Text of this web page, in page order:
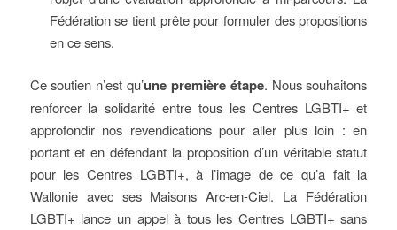
Fédération se tient prête pour formuler des propositions
en ce sens.
Ce soutien n’est qu’une première étape. Nous souhaitons
renforcer la solidarité entre tous les Centres LGBTI+ et
approfondir nos revendications pour aller plus loin : en
portant et en défendant la proposition d’un véritable statut
pour les Centres LGBTI+, à l’image de ce qu’a fait la
Wallonie avec ses Maisons Arc-en-Ciel. La Fédération
LGBTI+ lance un appel à tous les Centres LGBTI+ sans